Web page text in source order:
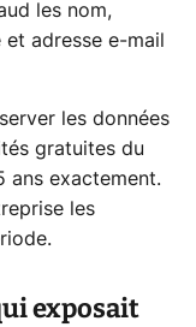
les nom,
adresse e-mail
les données
gratuites du
ans exactement.
les
exposait